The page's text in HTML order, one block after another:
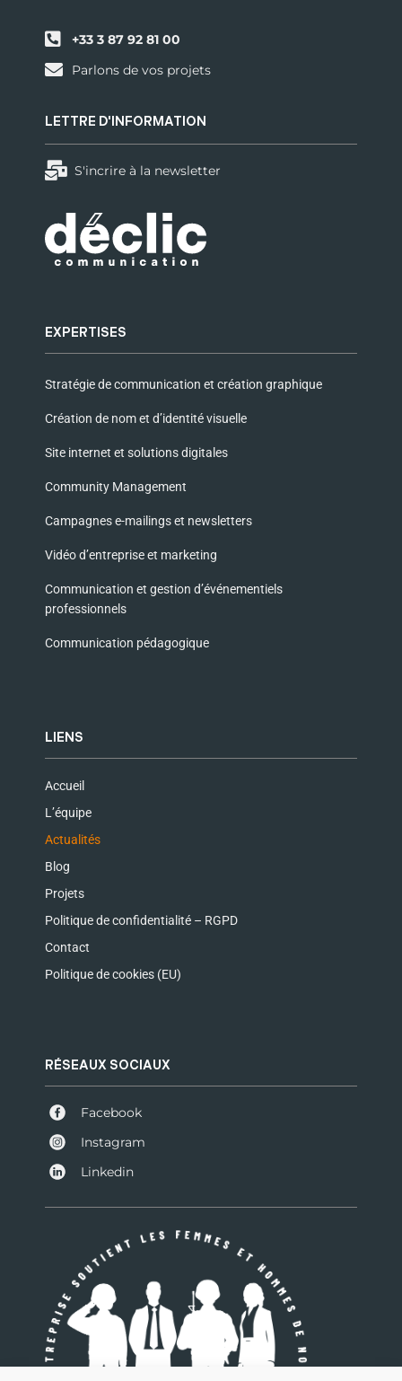
+33 3 87 92 81 00
Parlons de vos projets
LETTRE D'INFORMATION
S'incrire à la newsletter
EXPERTISES
Stratégie de communication et création graphique
Création de nom et d’identité visuelle
Site internet et solutions digitales
Community Management
Campagnes e-mailings et newsletters
Vidéo d’entreprise et marketing
Communication et gestion d’événementiels
professionnels
Communication pédagogique
LIENS
Accueil
L’équipe
Actualités
Blog
Projets
Politique de confidentialité – RGPD
Contact
Politique de cookies (EU)
RÉSEAUX SOCIAUX
Facebook
Instagram
Linkedin